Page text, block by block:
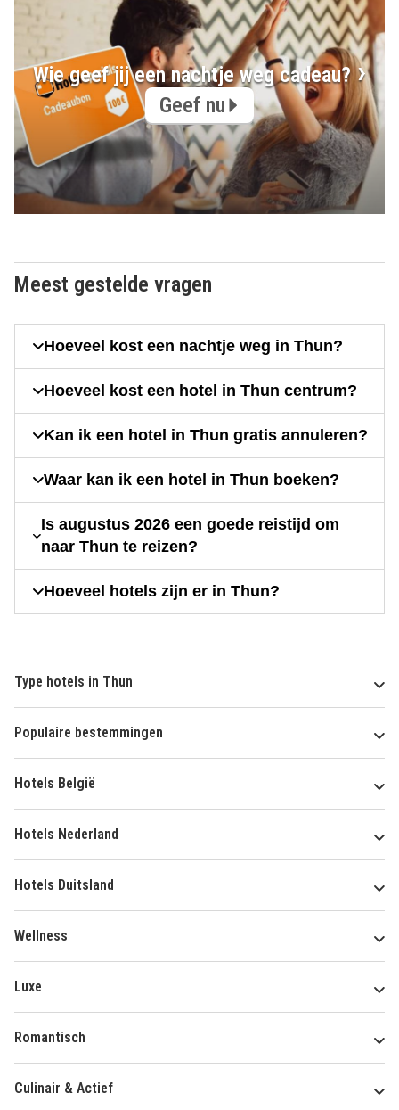
Wie geef jij een nachtje weg cadeau?
Geef nu
Meest gestelde vragen
Hoeveel kost een nachtje weg in Thun?
Hoeveel kost een hotel in Thun centrum?
Kan ik een hotel in Thun gratis annuleren?
Waar kan ik een hotel in Thun boeken?
Is augustus 2026 een goede reistijd om
naar Thun te reizen?
Hoeveel hotels zijn er in Thun?
Type hotels in Thun
Populaire bestemmingen
Hotels België
Hotels Nederland
Hotels Duitsland
Wellness
Luxe
Romantisch
Culinair & Actief